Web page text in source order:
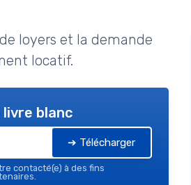
loyers et la demande
locatif.
blanc
➔ Télécharger
contacté(e) à des fins